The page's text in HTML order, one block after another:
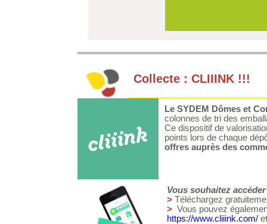
Collecte : CLIIINK !!!
Le SYDEM Dômes et
colonnes de tri des
Ce dispositif de
points lors de chaque
offres auprès des
Vous souhaitez
> Téléchargez
> Vous pouvez
https://www.cliiink.com/